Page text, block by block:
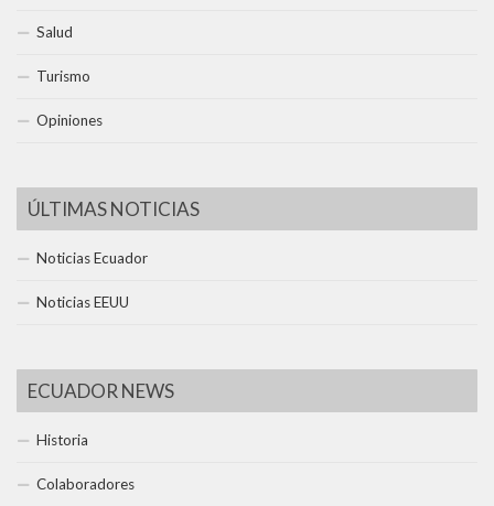
Salud
Turismo
Opiniones
ÚLTIMAS NOTICIAS
Noticias Ecuador
Noticias EEUU
ECUADOR NEWS
Historia
Colaboradores